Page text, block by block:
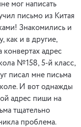
мог написать
письмо из Китая
Знакомились и
как и в другие,
адрес
№158, 5-й класс,
писал мне письма
И вот однажды
адрес пиши на
тщательно
проблема.